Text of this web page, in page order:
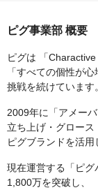
ピグ事業部 概要
ピグは 「Charactive
「すべての個性が
挑戦を続けています。
2009年に「アメー
立ち上げ・グロース
ピグブランドを活用
現在運営する「ピ
1,800万を突破し、